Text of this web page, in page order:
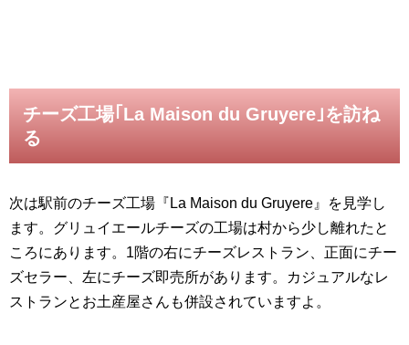
チーズ工場｢La Maison du Gruyere｣を訪ね
る
次は駅前のチーズ工場『La Maison du Gruyere』を見学し
ます。グリュイエールチーズの工場は村から少し離れたと
ころにあります。1階の右にチーズレストラン、正面にチー
ズセラー、左にチーズ即売所があります。カジュアルなレ
ストランとお土産屋さんも併設されていますよ。